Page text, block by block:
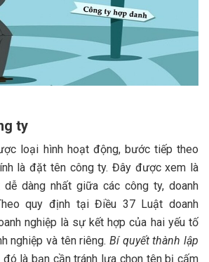
ty
loại hình hoạt động, bước tiếp theo
là đặt tên công ty. Đây được xem là
dàng nhất giữa các công ty, doanh
quy định tại Điều 37 Luật doanh
nghiệp là sự kết hợp của hai yếu tố
nghiệp và tên riêng. Bí quyết thành lập
là bạn cần tránh lựa chọn tên bị cấm